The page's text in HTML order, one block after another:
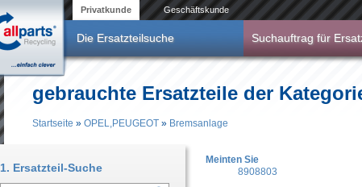
Privatkunde Geschäftskunde
Die Ersatzteilsuche Suchauftrag für
gebrauchte Ersatzteile der
Startseite » OPEL,PEUGEOT » Bremsanlage
Meinten Sie
8908803
1. Ersatzteil-Suche